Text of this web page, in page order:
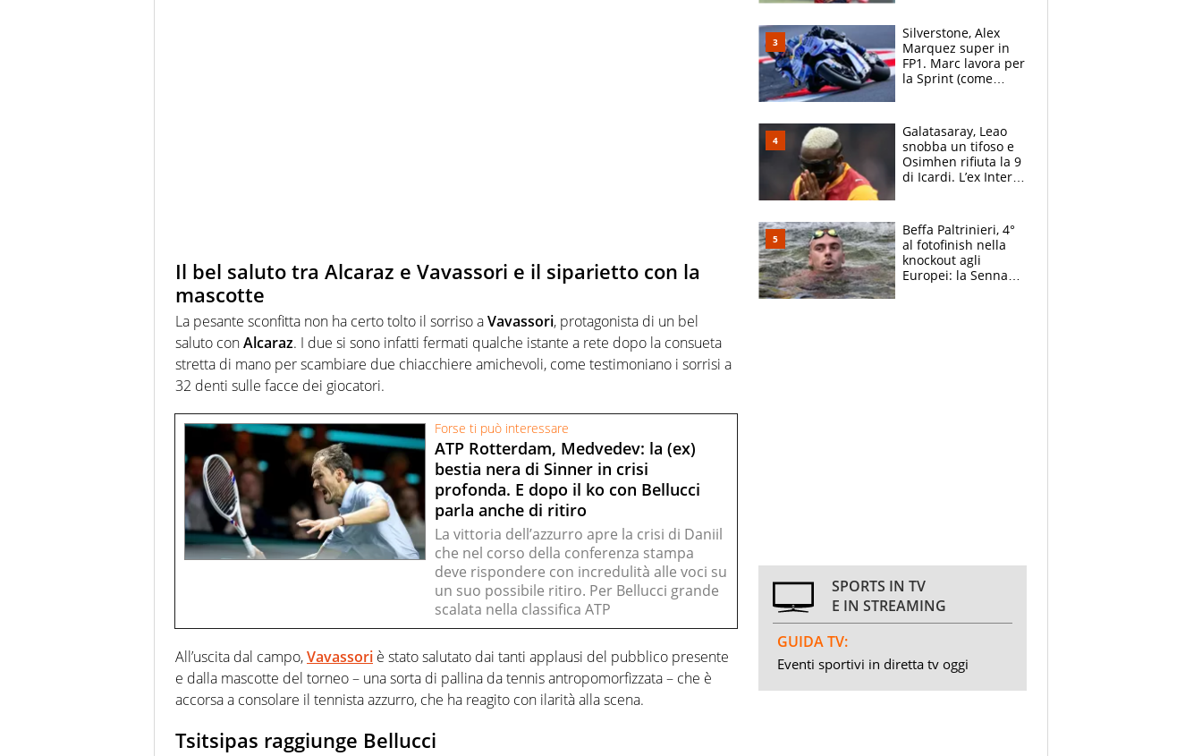
Il bel saluto tra Alcaraz e Vavassori e il siparietto con la
mascotte
La pesante sconfitta non ha certo tolto il sorriso aVavassori, protagonista di un bel
saluto conAlcaraz. I due si sono infatti fermati qualche istante a rete dopo la consueta
stretta di mano per scambiare due chiacchiere amichevoli, come testimoniano i sorrisi a
32 denti sulle facce dei giocatori.
Forse ti può interessare
ATP Rotterdam, Medvedev: la (ex)
bestia nera di Sinner in crisi
profonda. E dopo il ko con Bellucci
parla anche di ritiro
La vittoria dell’azzurro apre la crisi di Daniil
che nel corso della conferenza stampa
deve rispondere con incredulità alle voci su
un suo possibile ritiro. Per Bellucci grande
scalata nella classifica ATP
All’uscita dal campo,Vavassori è stato salutato dai tanti applausi del pubblico presente
e dalla mascotte del torneo – una sorta di pallina da tennis antropomorfizzata – che è
accorsa a consolare il tennista azzurro, che ha reagito con ilarità alla scena.
Tsitsipas raggiunge Bellucci
due big
Silverstone, Alex
Marquez super in
FP1. Marc lavora per
la Sprint (come
Galatasaray, Leao
snobba un tifoso e
Osimhen rifiuta la 9
di Icardi. L’ex Inter
Beffa Paltrinieri, 4°
al fotofinish nella
knockout agli
Europei: la Senna
SPORTS IN TV
E IN STREAMING
GUIDA TV:
Eventi sportivi in diretta tv oggi